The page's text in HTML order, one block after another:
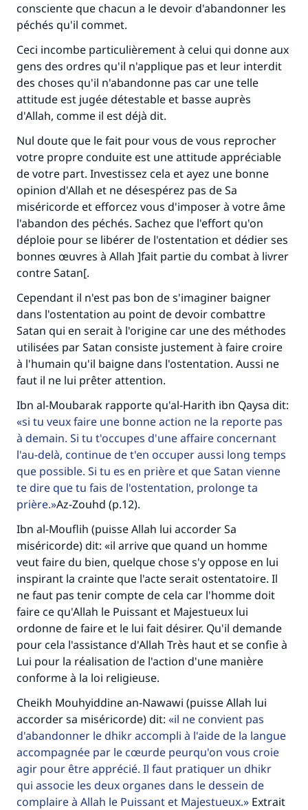
consciente que chacun a le devoir d'abandonner les
péchés qu'il commet.
Ceci incombe particulièrement à celui qui donne aux
gens des ordres qu'il n'applique pas et leur interdit
des choses qu'il n'abandonne pas car une telle
attitude est jugée détestable et basse auprès
d'Allah, comme il est déjà dit.
Nul doute que le fait pour vous de vous reprocher
votre propre conduite est une attitude appréciable
de votre part. Investissez cela et ayez une bonne
opinion d'Allah et ne désespérez pas de Sa
miséricorde et efforcez vous d'imposer à votre âme
l'abandon des péchés. Sachez que l'effort qu'on
déploie pour se libérer de l'ostentation et dédier ses
bonnes œuvres à Allah ]fait partie du combat à livrer
contre Satan[.
Cependant il n'est pas bon de s'imaginer baigner
dans l'ostentation au point de devoir combattre
Satan qui en serait à l'origine car une des méthodes
utilisées par Satan consiste justement à faire croire
à l'humain qu'il baigne dans l'ostentation. Aussi ne
faut il ne lui prêter attention.
Ibn al-Moubarak rapporte qu'al-Harith ibn Qaysa dit:
si tu veux faire une bonne action ne la reporte pas
à demain. Si tu t'occupes d'une affaire concernant
l'au-delà, continue de t'en occuper aussi long temps
que possible. Si tu es en prière et que Satan vienne
te dire que tu fais de l'ostentation, prolonge ta
prière. Az-Zouhd (p.12).
Ibn al-Mouflih (puisse Allah lui accorder Sa
miséricorde) dit: «il arrive que quand un homme
veut faire du bien, quelque chose s'y oppose en lui
inspirant la crainte que l'acte serait ostentatoire. Il
ne faut pas tenir compte de cela car l'homme doit
faire ce qu'Allah le Puissant et Majestueux lui
ordonne de faire et le lui fait désirer. Qu'il demande
pour cela l'assistance d'Allah Très haut et se confie à
Lui pour la réalisation de l'action d'une manière
conforme à la loi religieuse.
Cheikh Mouhyiddine an-Nawawi (puisse Allah lui
accorder sa miséricorde) dit:
il ne convient pas
d'abandonner le dhikr accompli à l'aide de la langue
accompagnée par le cœurde peurqu'on vous croie
agir pour être apprécié. Il faut pratiquer un dhikr
qui associe les deux organes dans le dessein de
complaire à Allah le Puissant et Majestueux.
Extrait